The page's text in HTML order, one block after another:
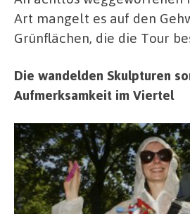
Art mangelt es auf den
Grünflächen, die die Tour
Die wandelden Skulpturen
Aufmerksamkeit im Viertel